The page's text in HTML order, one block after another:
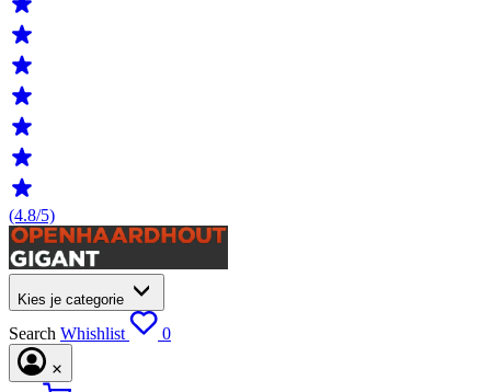
(4.8/5)
Kies je categorie
Search Whishlist 0